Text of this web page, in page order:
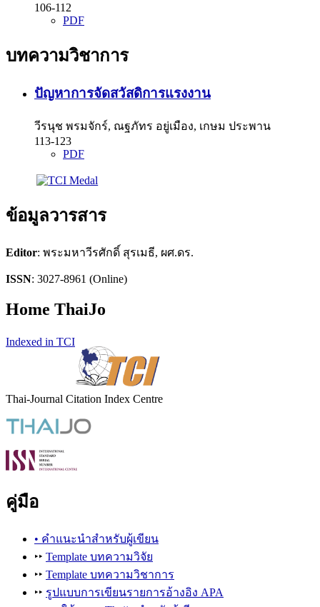
106-112
PDF
บทความวิชาการ
ปัญหาการจัดสวัสดิการแรงงาน
วีรนุช พรมจักร์, ณฐภัทร อยู่เมือง, เกษม ประพาน
113-123
PDF
ข้อมูลวารสาร
Editor: พระมหาวีรศักดิ์ สุรเมธี, ผศ.ดร.
ISSN: 3027-8961 (Online)
Home ThaiJo
Indexed in TCI
Thai-Journal Citation Index Centre
คู่มือ
• คำแนะนำสำหรับผู้เขียน
‣‣ Template บทความวิจัย
‣‣ Template บทความวิชาการ
‣‣ รูปแบบการเขียนรายการอ้างอิง APA